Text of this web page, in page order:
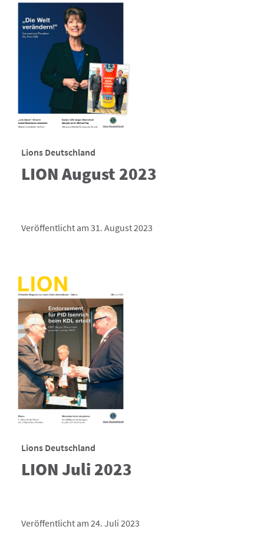
Lions Deutschland
LION August 2023
Veröffentlicht am 31. August 2023
Lions Deutschland
LION Juli 2023
Veröffentlicht am 24. Juli 2023